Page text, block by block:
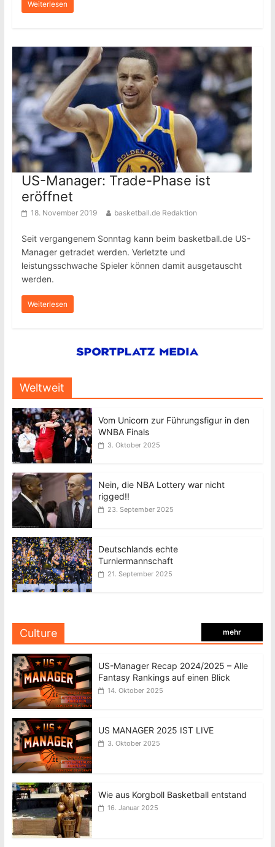
Weiterlesen
US-Manager: Trade-Phase ist
eröffnet
18. November 2019 basketball.de Redaktion
Seit vergangenem Sonntag kann beim basketball.de US-
Manager getradet werden. Verletzte und
leistungsschwache Spieler können damit ausgetauscht
werden.
Weiterlesen
Weltweit
Vom Unicorn zur Führungsfigur in den
WNBA Finals
3. Oktober 2025
Nein, die NBA Lottery war nicht
rigged!!
23. September 2025
Deutschlands echte
Turniermannschaft
21. September 2025
Culture mehr
US-Manager Recap 2024/2025 – Alle
Fantasy Rankings auf einen Blick
14. Oktober 2025
US MANAGER 2025 IST LIVE
3. Oktober 2025
Wie aus Korgboll Basketball entstand
16. Januar 2025